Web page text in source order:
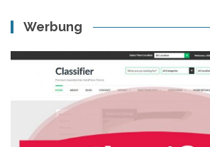
Werbung